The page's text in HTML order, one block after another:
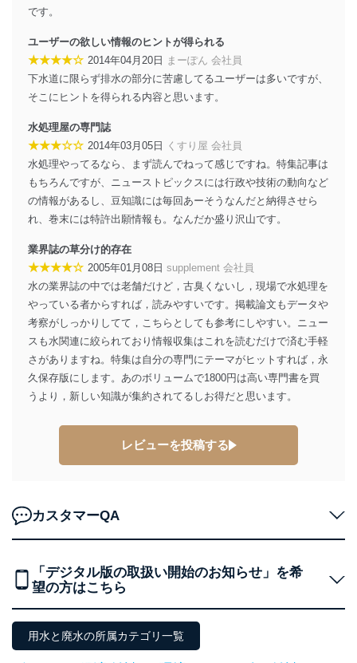
です。
ユーザーの欲しい情報のヒントが得られる
★★★★☆ 2014年04月20日
まーぽん 会社員
下水道に限らず排水の部分に苦慮してるユーザーは多いですが、
そこにヒントを得られる内容と思います。
水処理屋の専門誌
★★★☆☆ 2014年03月05日
くすり屋 会社員
水処理やってるなら、まず読んでねって感じですね。特集記事は
もちろんですが、ニューストピックスには行政や技術の動向など
の情報があるし、豆知識には毎回あーそうなんだと納得させら
れ、巻末には特許出願情報も。なんだか盛り沢山です。
業界誌の草分け的存在
★★★★☆ 2005年01月08日 supplement 会社員
水の業界誌の中では老舗だけど，古臭くないし，現場で水処理を
やっている者からすれば，読みやすいです。掲載論文もデータや
考察がしっかりしてて，こちらとしても参考にしやすい。ニュー
スも水関連に絞られており情報収集はこれを読むだけで済む手軽
さがありますね。特集は自分の専門にテーマがヒットすれば，永
久保存版にします。あのボリュームで1800円は高い専門書を買
うより，新しい知識が集約されてるしお得だと思います。
レビューを投稿する
カスタマーQA
「デジタル版の取扱い開始のお知らせ」を希
望の方はこちら
用水と廃水の所属カテゴリ一覧